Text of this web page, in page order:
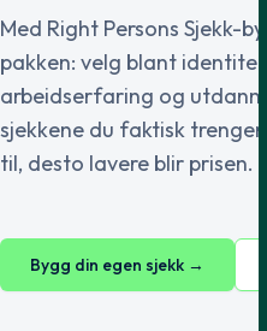
Med Right Persons Sjekk-
pakken: velg blant
arbeidserfaring og
sjekkene du faktisk
til, desto lavere blir prisen.
Bygg din egen sjekk →